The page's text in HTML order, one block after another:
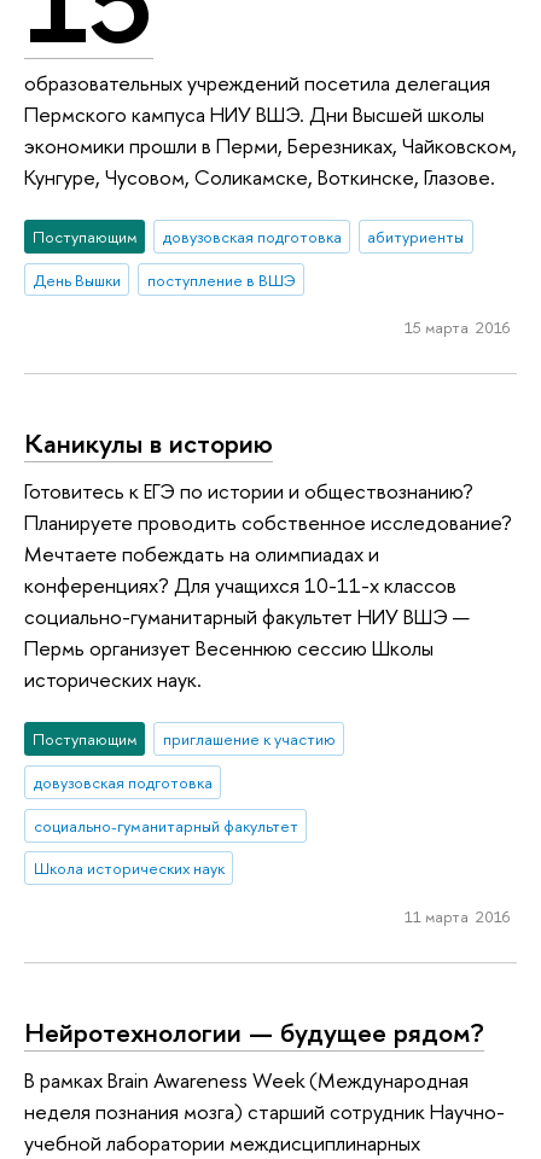
образовательных учреждений посетила делегация
Пермского кампуса НИУ ВШЭ. Дни Высшей школы
экономики прошли в Перми, Березниках, Чайковском,
Кунгуре, Чусовом, Соликамске, Воткинске, Глазове.
Поступающим довузовская подготовка
абитуриенты
День Вышки
поступление в ВШЭ
15 марта 2016
Каникулы в историю
Готовитесь к ЕГЭ по истории и обществознанию?
Планируете проводить собственное исследование?
Мечтаете побеждать на олимпиадах и
конференциях? Для учащихся 10-11-х классов
социально-гуманитарный факультет НИУ ВШЭ —
Пермь организует Весеннюю сессию Школы
исторических наук.
Поступающим
приглашение к участию
довузовская подготовка
социально-гуманитарный факультет
Школа исторических наук
11 марта 2016
Нейротехнологии — будущее рядом?
В рамках Brain Awareness Week (Международная
неделя познания мозга) старший сотрудник Научно-
учебной лаборатории междисциплинарных